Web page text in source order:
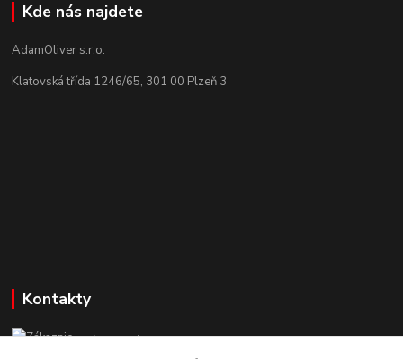
Kde nás najdete
AdamOliver s.r.o.
Klatovská třída 1246/65, 301 00 Plzeň 3
Kontakty
Zákaznická podpora StuhyLevně.cz